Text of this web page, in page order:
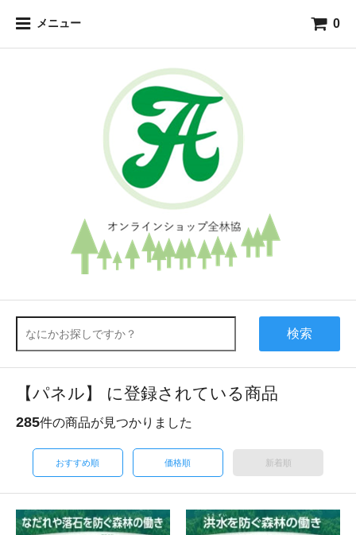
メニュー 0
検索
【パネル】 に登録されている商品
285件の商品が見つかりました
おすすめ順 価格順 新着順